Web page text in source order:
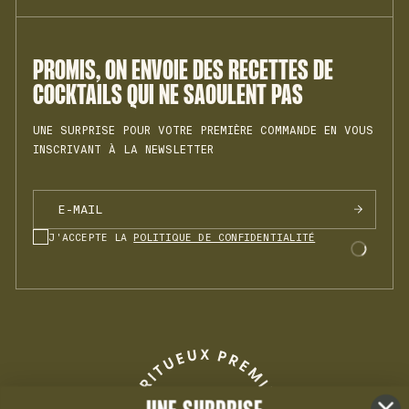
PROMIS, ON ENVOIE DES RECETTES DE
COCKTAILS QUI NE SAOULENT PAS
UNE SURPRISE POUR VOTRE PREMIÈRE COMMANDE EN VOUS
INSCRIVANT À LA NEWSLETTER
J'ACCEPTE LA POLITIQUE DE CONFIDENTIALITÉ
VRMH N°1
REJOINDRE L'ÉQUIPE
MENTIONS LÉGALES